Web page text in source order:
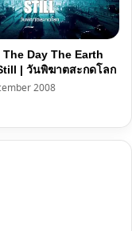
The Day The Earth
| วันพิฆาตสะกดโลก
2008